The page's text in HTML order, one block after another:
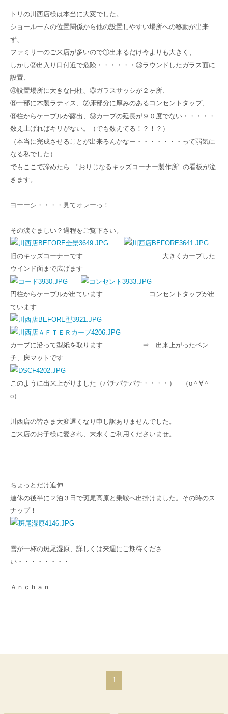
トリの川西店様は本当に大変でした。
ショールームの位置関係から他の設置しやすい場所への移動が出来
ず、
ファミリーのご来店が多いので①出来るだけ今よりも大きく、
しかし②出入り口付近で危険・・・・・・③ラウンドしたガラス面に
設置、
④設置場所に大きな円柱、⑤ガラスサッシが２ヶ所、
⑥一部に木製ラティス、⑦床部分に厚みのあるコンセントタップ、
⑧柱からケーブルが露出、⑨カーブの延長が９０度でない・・・・・
数え上げればキリがない。（でも数えてる！？！？）
（本当に完成させることが出来るんかなー・・・・・・・って弱気に
なる私でした）
でもここで諦めたら "おりじなるキッズコーナー製作所" の看板が泣
きます。
ヨーーシ・・・・見てオレーっ！
その涙ぐましい？過程をご覧下さい。
旧のキッズコーナーです 大きくカーブした
ウインド面まで広げます
円柱からケーブルが出ています コンセントタップが出
ています
カーブに沿って型紙を取ります ⇒ 出来上がったベン
チ、床マットです
このように出来上がりました（パチパチパチ・・・・） （о＾∀＾
о）
川西店の皆さま大変遅くなり申し訳ありませんでした。
ご来店のお子様に愛され、末永くご利用くださいませ。
ちょっとだけ追伸
連休の後半に２泊３日で斑尾高原と乗鞍へ出掛けました。その時のス
ナップ！
雪が一杯の斑尾湿原、詳しくは来週にご期待くださ
い・・・・・・・・
Ａｎｃｈａｎ
1